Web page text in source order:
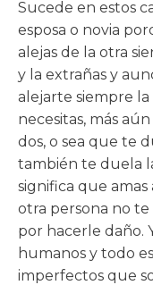
Sucede en estos
esposa o novia
alejas de la otra
y la extrañas y
alejarte siempre
necesitas, más
dos, o sea que te
también te duela
significa que amas
otra persona no
por hacerle daño.
humanos y todo
imperfectos que